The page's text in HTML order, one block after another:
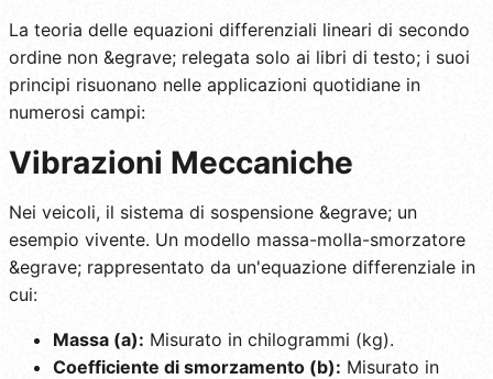
La teoria delle equazioni differenziali lineari di secondo
ordine non &egrave; relegata solo ai libri di testo; i suoi
principi risuonano nelle applicazioni quotidiane in
numerosi campi:
Vibrazioni Meccaniche
Nei veicoli, il sistema di sospensione &egrave; un
esempio vivente. Un modello massa-molla-smorzatore
&egrave; rappresentato da un'equazione differenziale in
cui:
Massa (a): Misurato in chilogrammi (kg).
Coefficiente di smorzamento (b): Misurato in